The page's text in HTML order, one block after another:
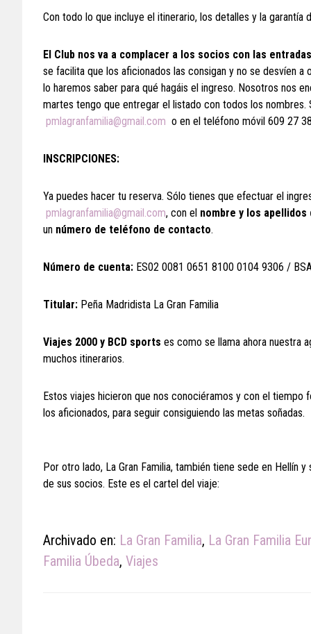
Con todo lo que incluye el itinerario, los detalles y la garantía
El Club nos va a complacer a los socios con las
se facilita que los aficionados las consigan y no se desvíen
lo haremos saber para qué hagáis el ingreso. Nosotros nos
martes tengo que entregar el listado con todos los
pmlagranfamilia@gmail.com o en el teléfono móvil 609 27
INSCRIPCIONES:
Ya puedes hacer tu reserva. Sólo tienes que efectuar el
pmlagranfamilia@gmail.com, con el nombre y los
un número de teléfono de contacto.
Número de cuenta: ES02 0081 0651 8100 0104 9306 /
Titular: Peña Madridista La Gran Familia
Viajes 2000 y BCD sports es como se llama ahora nuestra
muchos itinerarios.
Estos viajes hicieron que nos conociéramos y con el tiempo
los aficionados, para seguir consiguiendo las metas soñadas.
Por otro lado, La Gran Familia, también tiene sede en Hellín
de sus socios. Este es el cartel del viaje:
Archivado en: La Gran Familia, La Gran Familia
Familia Úbeda, Viajes